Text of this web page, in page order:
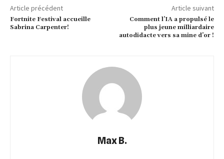
Article précédent
Fortnite Festival accueille
Sabrina Carpenter!
Article suivant
Comment l’IA a propulsé le
plus jeune milliardaire
autodidacte vers sa mine d’or !
Max B.